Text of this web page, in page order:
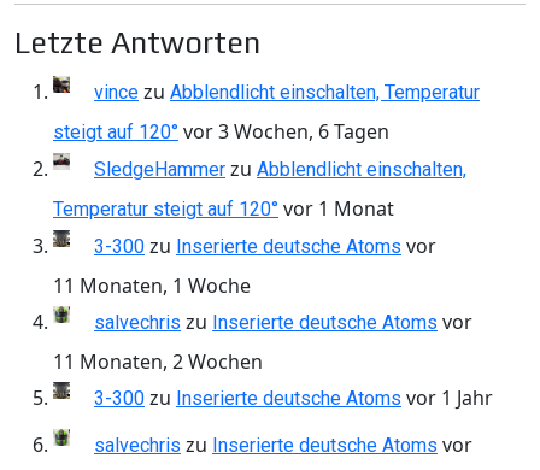
Letzte Antworten
vince zu Abblendlicht einschalten, Temperatur
steigt auf 120° vor 3 Wochen, 6 Tagen
SledgeHammer zu Abblendlicht einschalten,
Temperatur steigt auf 120° vor 1 Monat
3-300 zu Inserierte deutsche Atoms vor
11 Monaten, 1 Woche
salvechris zu Inserierte deutsche Atoms vor
11 Monaten, 2 Wochen
3-300 zu Inserierte deutsche Atoms vor 1 Jahr
salvechris zu Inserierte deutsche Atoms vor